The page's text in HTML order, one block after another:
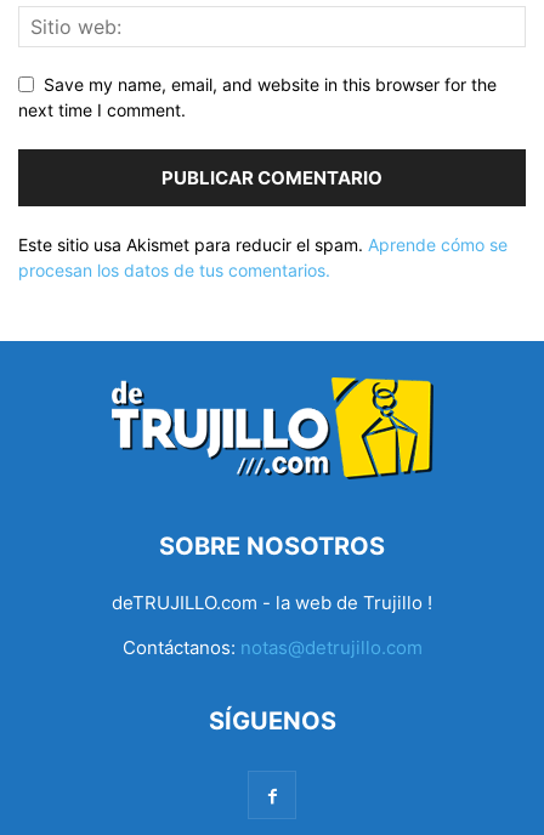
Save my name, email, and website in this browser for the
next time I comment.
Este sitio usa Akismet para reducir el spam. Aprende cómo se
procesan los datos de tus comentarios.
SOBRE NOSOTROS
deTRUJILLO.com - la web de Trujillo !
Contáctanos: notas@detrujillo.com
SÍGUENOS